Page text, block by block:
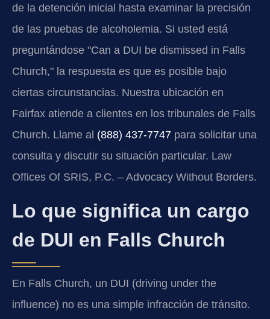
de la detención inicial hasta examinar la precisión
de las pruebas de alcoholemia. Si usted está
preguntándose "Can a DUI be dismissed in Falls
Church," la respuesta es que es posible bajo
ciertas circunstancias. Nuestra ubicación en
Fairfax atiende a clientes en los tribunales de Falls
Church. Llame al (888) 437-7747 para solicitar una
consulta y discutir su situación particular. Law
Offices Of SRIS, P.C. – Advocacy Without Borders.
Lo que significa un cargo
de DUI en Falls Church
En Falls Church, un DUI (driving under the
influence) no es una simple infracción de tránsito.